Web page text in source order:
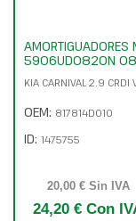
5906UD0820N
KIA CARNIVAL 2.9 CRDI
OEM: 817814D010
ID: 1475755
20,00 € Sin IVA
24,20 € Con